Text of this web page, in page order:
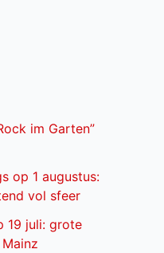
im Garten”
op 1 augustus:
vol sfeer
19 juli: grote